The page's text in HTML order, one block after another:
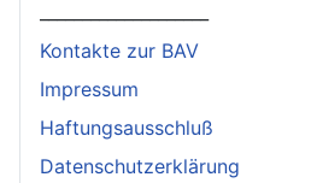
Kontakte zur BAV
Impressum
Haftungsausschluß
Datenschutzerklärung